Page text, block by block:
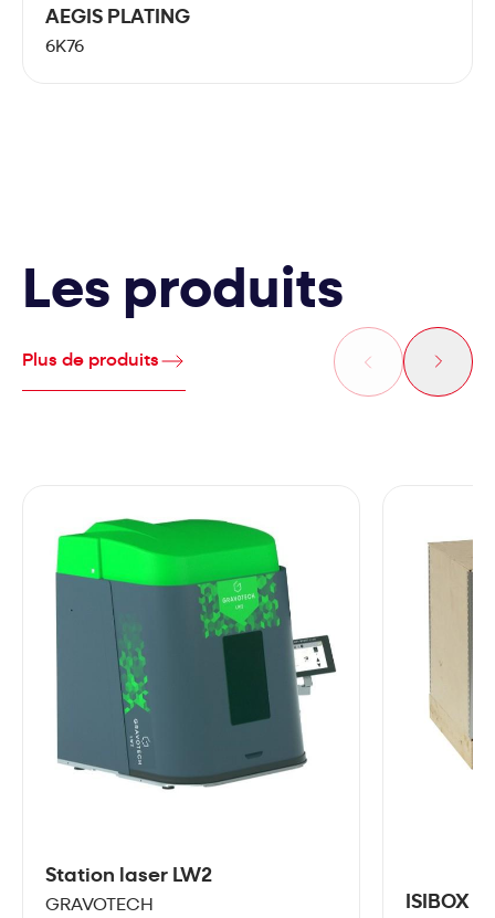
AEGIS PLATING
6K76
Les produits
Plus de produits
Station laser LW2
GRAVOTECH ISIBOX 61